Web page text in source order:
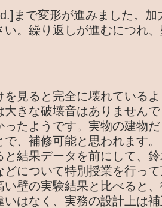
まで変形が進みました。
い。繰り返しが進むにつれ
を見ると完全に壊れている
大きな破壊音はありません
ったようです。実物の建物
、補修可能と思われます。
と結果データを前にして、
どについて特別授業を行っ
い壁の実験結果と比べると
いはなく、実務の設計上は